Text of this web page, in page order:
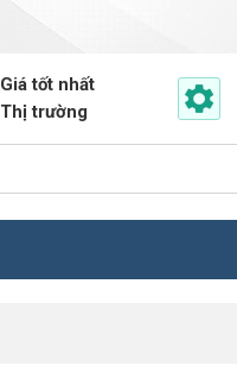
Giá tốt nhất
Thị trường